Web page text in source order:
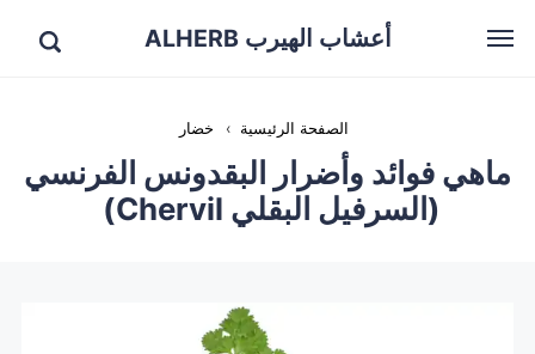
أعشاب الهيرب ALHERB
الصفحة الرئيسية › خضار
ماهي فوائد وأضرار البقدونس الفرنسي
(السرفيل البقلي Chervil)